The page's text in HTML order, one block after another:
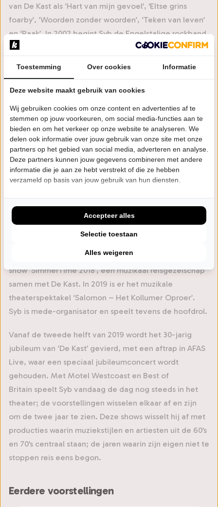
van De Kast als ‘Hart van mijn gevoel’, 'Eltse grins
foarby’, ‘Woorden zonder woorden’, ‘Teken van leven’
en ‘Raak’. In 2002 begint Syb de Engelstalige rockband
Spanner.
In 2006 speelt hij in de musical Rembrandt als alternate
met andere artiesten rond te reizen met populaire
Amerikaanse West Coast muziek en Britse popmuziek.
In 2008 brengt Syb zijn eerste solo-album uit. Een jaar
later brengt hij met De Kast voor het eerst in jaren
weer een nieuw nummer uit; ‘De hel foarby’, als
titelsong voor de Nederlandse speelfilm De hel van
'63.
populaire tv-programma Beste Zangers. In 2011 speelt
hij de rol van Jezus in The Passion. Als creatief artiest
Leeuwarden Culturele Hoofdstad van Europa is, de
show ‘SimmerTime 2018’, een muzikaal reisgezelschap
samen met De Kast. In 2019 is er het muzikale
theaterspektakel ‘Salomon – Het Kollumer Oproer’.
Syb is mede-organisator en speelt tevens de hoofdrol.
Vanaf de tweede helft van 2019 wordt het 30-jarig
jubileum van ‘De Kast’ gevierd, met een aftrap in AFAS
Live, waar een speciaal jubileumconcert wordt
gehouden. Met Motel Westcoast en Best of
Britain speelt Syb vandaag de dag nog steeds in het
theater; de voorstellingen wisselen elkaar af en zijn
om de twee jaar te zien. Deze shows wisselt hij af met
producties waarin muziekstijlen en artiesten uit de 60’s
en 70’s centraal staan; de jaren waarin zijn eigen niet te
stoppen reis eens begon.
Eerdere voorstellingen
Toestemming Over cookies Informatie
Deze website maakt gebruik van cookies
Wij gebruiken cookies om onze content en advertenties af te
stemmen op jouw voorkeuren, om social media-functies aan te
bieden en om het verkeer op onze website te analyseren. We
delen ook informatie over jouw gebruik van onze site met onze
partners op het gebied van social media, adverteren en analyse.
Deze partners kunnen jouw gegevens combineren met andere
informatie die je aan ze hebt verstrekt of die ze hebben
verzameld op basis van jouw gebruik van hun diensten.
Alles weigeren
Selectie toestaan
Accepteer alles